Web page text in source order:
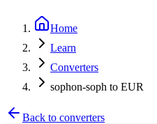
Home
Learn
Converters
sophon-soph to EUR
Back to converters